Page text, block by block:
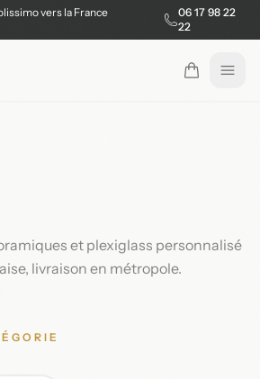
vers la France
06 17 98 22
22
et plexiglass personnalisé
livraison en métropole.